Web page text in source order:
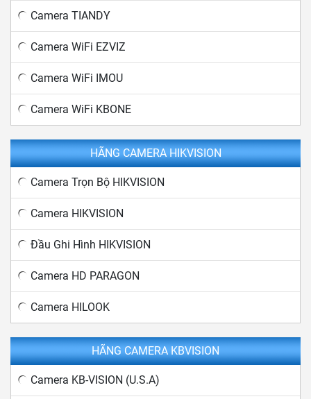
Camera TIANDY
Camera WiFi EZVIZ
Camera WiFi IMOU
Camera WiFi KBONE
HÃNG CAMERA HIKVISION
Camera Trọn Bộ HIKVISION
Camera HIKVISION
Đầu Ghi Hình HIKVISION
Camera HD PARAGON
Camera HILOOK
HÃNG CAMERA KBVISION
Camera KB-VISION (U.S.A)